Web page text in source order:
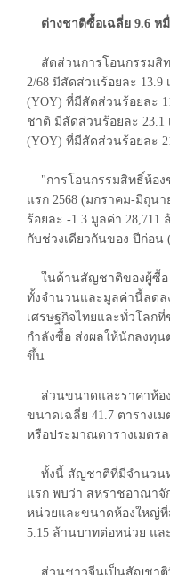
ต่างชาติซื้อเฉลี่ย 9.6 ห
สัดส่วนการโอนกรรมสิ
2/68 มีสัดส่วนร้อยละ
(YOY) ที่มีสัดส่วนร้อยละ
ชาติ มีสัดส่วนร้อยละ 23.1
(YOY) ที่มีสัดส่วนร้อยละ
"การโอนกรรมสิทธิ์ห้อง
แรก 2568 (มกราคม-มิถุน
ร้อยละ -1.3 มูลค่า 28,711
กับช่วงเดียวกันของ ปีก่อน
ในด้านสัญชาติของผู้ซื้อ
ทั้งจำนวนและมูลค่านี้ลดล
เศรษฐกิจไทยและทั่วโลก
กำลังซื้อ ส่งผลให้นักลงทุ
ขึ้น
ส่วนขนาดและราคาห้อง
ขนาดเฉลี่ย 41.7 ตารางเ
หรือประมาณตารางเมตรล
ทั้งนี้ สัญชาติที่มีจำนวนห
แรก พบว่า สหราชอาณา
หน่วยและขนาดห้องใหญ่ที่
5.15 ล้านบาทต่อหน่วย แล
ส่วนชาวจีนเป็นสัญชาติ